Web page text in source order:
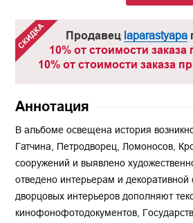
Продавец laparastyapa
10% от стоимости
10% от стоимости заказа
Аннотация
В альбоме освещена история
Гатчина, Петродворец, Ломоносов,
сооружений и выявлено
отведено интерьерам и
дворцовых интерьеров дополняют
кинофонофотодокументов,